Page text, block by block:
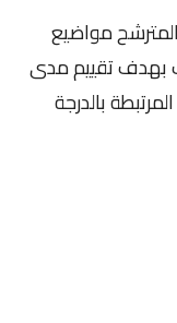
المترشح مواضيع
بهدف تقييم مدى
بالدرجة